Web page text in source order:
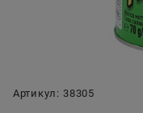
Артикул: 38305